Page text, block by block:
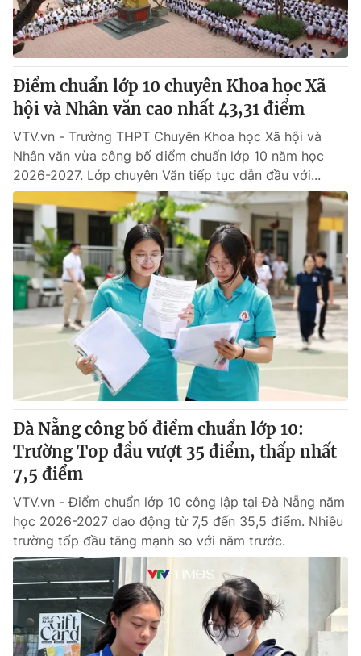
VTV4 Vươn mình bằng AI
VTV9 VTV8
Liên hệ tòa soạn English
THỜI BÁO VTV
Theo dõi báo trên
Cơ quan chủ quản:Đài Truyền hình Việt Nam
Cơ quan báo chí:
Thời báo VTV
Giấy phép hoạt động báo in và báo điện tử số 483/GP-BTTTT
cấp ngày 29/12/2023
Tổng Biên tập:Vũ Thanh Thủy
Phó Tổng Biên tập:Nguyễn Thị Mỹ Hạnh, Phạm Quốc Thắng,
Nguyễn Trọng Ninh
Tổng đài VTV:024.38 355 931 - 024.38 355 932
Ðiện thoại Thời báo VTV:
toasoan@vtv.vn
Liên hệ quảng cáo:024-7300.7108
Điểm chuẩn lớp 10 chuyên Khoa học Xã
hội và Nhân văn cao nhất 43,31 điểm
VTV.vn - Trường THPT Chuyên Khoa học Xã hội và
Nhân văn vừa công bố điểm chuẩn lớp 10 năm học
2026-2027. Lớp chuyên Văn tiếp tục dẫn đầu với...
Đà Nẵng công bố điểm chuẩn lớp 10:
Trường Top đầu vượt 35 điểm, thấp nhất
7,5 điểm
VTV.vn - Điểm chuẩn lớp 10 công lập tại Đà Nẵng năm
học 2026-2027 dao động từ 7,5 đến 35,5 điểm. Nhiều
trường tốp đầu tăng mạnh so với năm trước.